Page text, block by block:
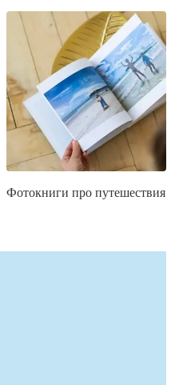
Фотокниги про путешествия